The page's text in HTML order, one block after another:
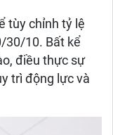
tùy chỉnh tỷ lệ
30/10. Bất kể
điều thực sự
trì động lực và